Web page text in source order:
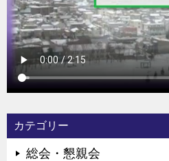
カテゴリー
総会・懇親会